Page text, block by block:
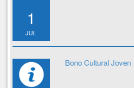
1
JUL
Bono Cultural Joven